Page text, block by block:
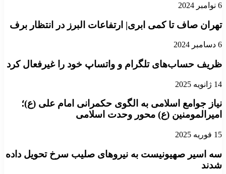
6 نوامبر 2024
تهران صاف تا کمی ابری| ارتفاعات البرز در انتظار برف
6 دسامبر 2024
ظریف حساب‌های تلگرام و واتساپ خود را غیرفعال کرد
14 ژانویه 2025
نیاز جوامع اسلامی به الگوی حکمرانی امام علی (ع)؛
امیرالمومنین (ع) محور وحدت اسلامی
15 فوریه 2025
سه اسیر صهیونیست به نیروهای صلیب سرخ تحویل داده
شدند